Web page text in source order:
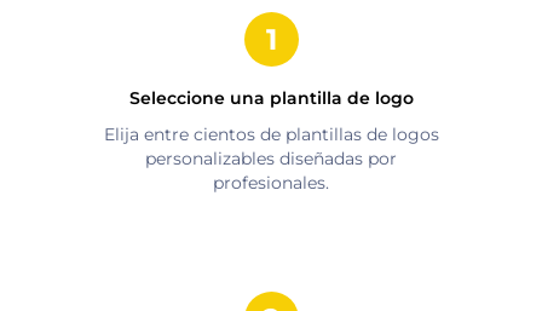
Seleccione una plantilla de logo
Elija entre cientos de plantillas de logos
personalizables diseñadas por
profesionales.